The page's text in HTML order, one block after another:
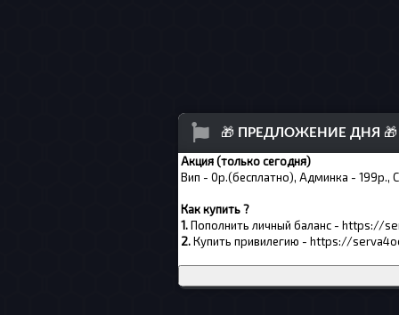
🎁 ПРЕДЛОЖЕНИЕ ДНЯ 🎁
Акция (только сегодня)
Вип - 0р.(бесплатно), Админка - 199р.,
Как купить ?
1.Пополнить личный баланс - https://
2.Купить привилегию - https://